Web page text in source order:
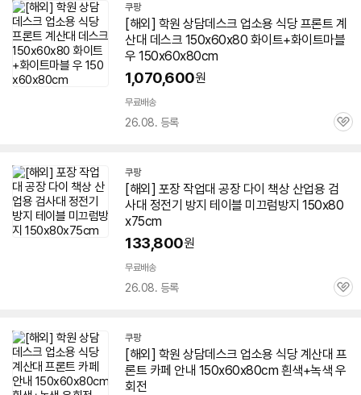
쿠팡
[해외] 학원 상담데스크 업소용 식당 프론트 계
산대 데스크 150x60x80 화이트+화이트마블
우 150x60x80cm
1,070,600원
무료배송
26.08. 등록
관
쿠팡
[해외] 포장 작업대 공장 다이 책상 산업용 검
사대 정전기 방지 테이블 미끄럼방지 150x80
x75cm
133,800원
무료배송
26.08. 등록
관
쿠팡
[해외] 학원 상담데스크 업소용 식당 계산대 프
론트 카페 안내 150x60x80cm 흰색+녹색 우
회전